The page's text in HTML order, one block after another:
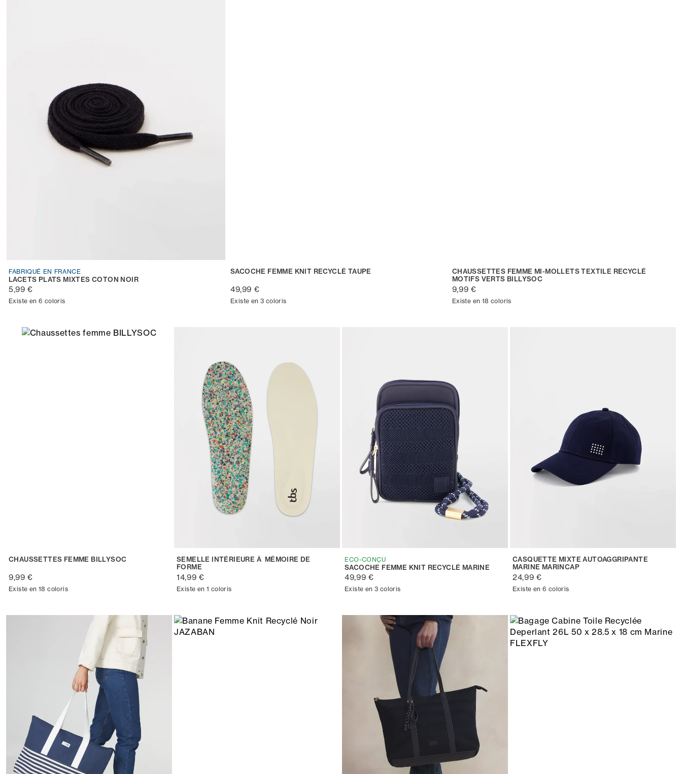
FABRIQUÉ EN FRANCE
LACETS PLATS MIXTES COTON NOIR
5,99 €
Existe en 6 coloris
SACOCHE FEMME KNIT RECYCLÉ TAUPE
49,99 €
Existe en 3 coloris
CHAUSSETTES FEMME MI-MOLLETS TEXTILE RECYCLÉ
MOTIFS VERTS BILLYSOC
9,99 €
Existe en 18 coloris
CHAUSSETTES FEMME BILLYSOC
9,99 €
Existe en 18 coloris
SEMELLE INTÉRIEURE À MÉMOIRE DE
FORME
14,99 €
Existe en 1 coloris
ECO-CONÇU
SACOCHE FEMME KNIT RECYCLÉ MARINE
49,99 €
Existe en 3 coloris
CASQUETTE MIXTE AUTOAGGRIPANTE
MARINE MARINCAP
24,99 €
Existe en 6 coloris